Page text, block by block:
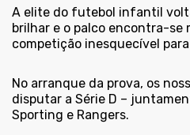
A elite do futebol infantil
brilhar e o palco encontra-se
competição inesquecível
No arranque da prova, os
disputar a Série D –
Sporting e Rangers.